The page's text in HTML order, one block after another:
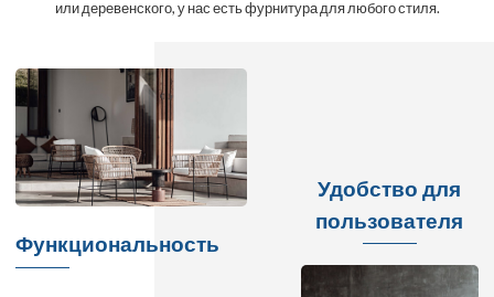
или деревенского, у нас есть фурнитура для любого стиля.
Функциональность
Удобство для
пользователя